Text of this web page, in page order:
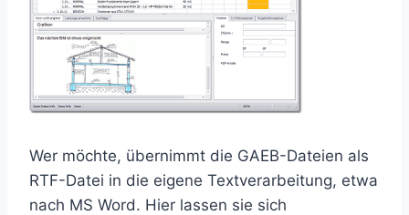
Wer möchte, übernimmt die GAEB-Dateien als
RTF-Datei in die eigene Textverarbeitung, etwa
nach MS Word. Hier lassen sie sich